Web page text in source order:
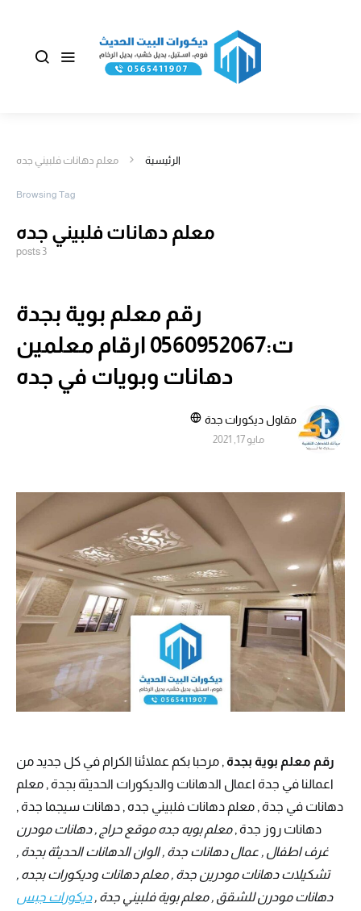
الرئيسية معلم دهانات فلبيني جده
Browsing Tag
معلم دهانات فلبيني جده
3 posts
رقم معلم بوية بجدة
ت:0560952067 ارقام معلمين
دهانات وبويات في جده
مقاول ديكورات جدة
مايو 17, 2021
رقم معلم بوية بجدة , مرحبا بكم عملائنا الكرام في كل جديد من
اعمالنا في جدة اعمال الدهانات والديكورات الحديثة بجدة , معلم
دهانات في جدة , معلم دهانات فلبيني جده , دهانات سيجما جدة ,
دهانات روز جدة ,معلم بويه جده موقع حراج , دهانات مودرن
غرف اطفال , عمال دهانات جدة , الوان الدهانات الحديثة بجدة ,
تشكيلات دهانات مودرين جدة , معلم دهانات وديكورات بجده ,
دهانات مودرن للشقق , معلم بوية فلبيني جدة ,ديكورات جبس